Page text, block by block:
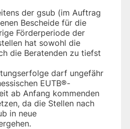
der gsub (im Auftrag
Bescheide für die
Förderperiode der
hat sowohl die
die Beratenden zu tiefst
darf ungefähr
EUTB®-
ab Anfang kommenden
da die Stellen nach
in neue